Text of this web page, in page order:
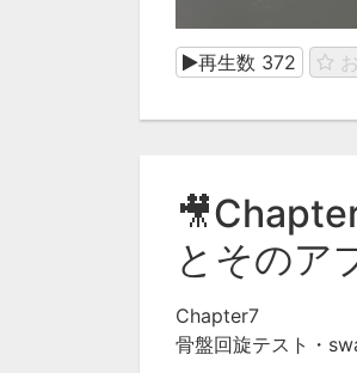
再生数 372
とそのア
Chapter7
骨盤回旋テスト・